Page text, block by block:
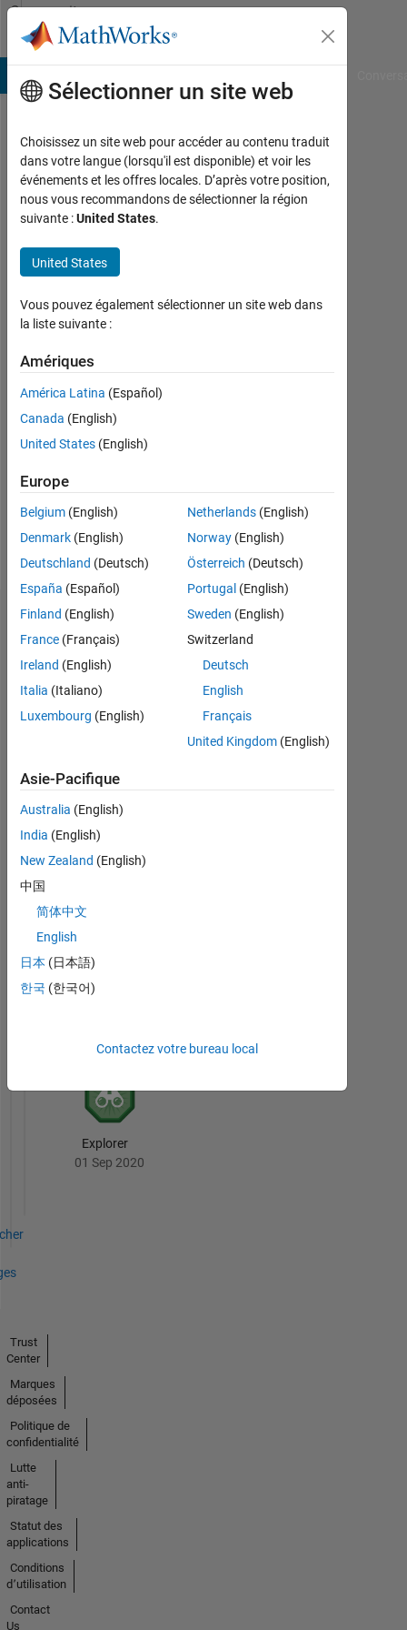
Passer au contenu
Community
Profile
Mati
Somp
Last
environ
4 ans il
|
depuis
2020
Followers:
0
Follow
Badges
Mati
Somp's
Badges
05 Oct 2020
File
Explorer
01 Sep 2020
Sélectionner un site web
Choisissez un site web pour accéder au contenu traduit
dans votre langue (lorsqu'il est disponible) et voir les
événements et les offres locales. D’après votre position,
nous vous recommandons de sélectionner la région
suivante :United States.
United States
Vous pouvez également sélectionner un site web dans
la liste suivante :
Amériques
América Latina (Español)
Canada (English)
United States (English)
Europe
Belgium (English)
Denmark (English)
Deutschland (Deutsch)
España (Español)
Finland (English)
France (Français)
Ireland (English)
Italia (Italiano)
Luxembourg (English)
Netherlands(English)
Norway(English)
Österreich (Deutsch)
Portugal (English)
Sweden (English)
Switzerland
Deutsch
English
Français
United Kingdom(English)
Asie-Pacifique
Australia (English)
India (English)
New Zealand (English)
中国
简体中文
English
日本 (日本語)
한국 (한국어)
Contactez votre bureau local
Trust
Center
Marques
déposées
Politique de
confidentialité
Lutte
anti-
piratage
Statut des
applications
Conditions
d՚utilisation
Contact
Us